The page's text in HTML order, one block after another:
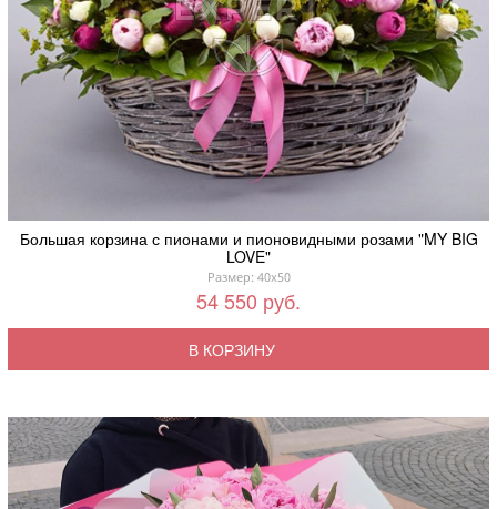
Большая корзина с пионами и пионовидными розами "MY BIG
LOVE"
Размер: 40x50
54 550 руб.
В КОРЗИНУ